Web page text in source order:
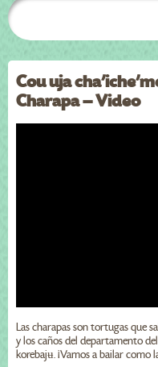
Cou uja
Charapa – Video
Las charapas son tortugas que
y los caños del departamento
korebajʉ. ¡Vamos a bailar como